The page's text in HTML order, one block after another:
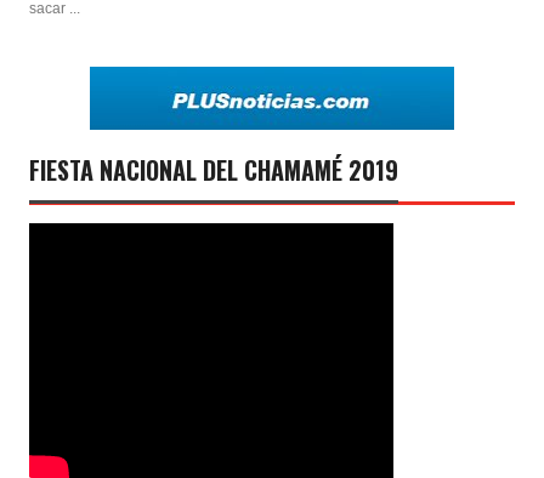
sacar ...
FIESTA NACIONAL DEL CHAMAMÉ 2019